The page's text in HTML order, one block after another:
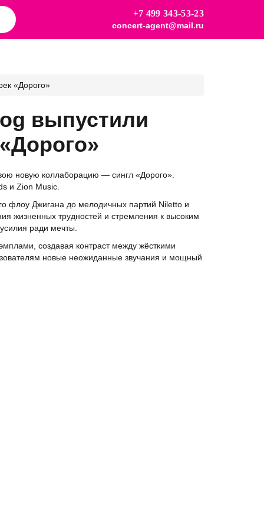
+7 499 343-53-23
concert-agent@mail.ru
«Дорого»
выпустили
новую коллаборацию — сингл «Дорого».
и Zion Music.
флоу Джигана до мелодичных партий Niletto и
жизненных трудностей и стремления к высоким
ради мечты.
создавая контраст между жёсткими
новые неожиданные звучания и мощный